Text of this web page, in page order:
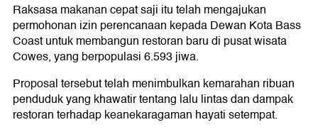
Raksasa makanan cepat saji itu telah mengajukan
permohonan izin perencanaan kepada Dewan Kota Bass
Coast untuk membangun restoran baru di pusat wisata
Cowes, yang berpopulasi 6.593 jiwa.
Proposal tersebut telah menimbulkan kemarahan ribuan
penduduk yang khawatir tentang lalu lintas dan dampak
restoran terhadap keanekaragaman hayati setempat.